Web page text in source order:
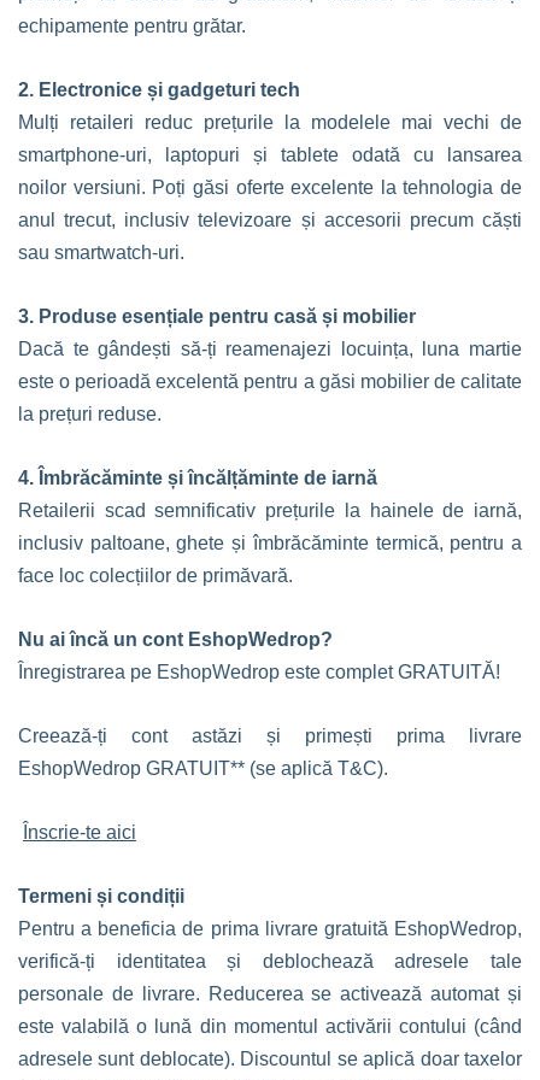
echipamente pentru grătar.
2. Electronice și gadgeturi tech
Mulți retaileri reduc prețurile la modelele mai vechi de
smartphone-uri, laptopuri și tablete odată cu lansarea
noilor versiuni. Poți găsi oferte excelente la tehnologia de
anul trecut, inclusiv televizoare și accesorii precum căști
sau smartwatch-uri.
3. Produse esențiale pentru casă și mobilier
Dacă te gândești să-ți reamenajezi locuința, luna martie
este o perioadă excelentă pentru a găsi mobilier de calitate
la prețuri reduse.
4. Îmbrăcăminte și încălțăminte de iarnă
Retailerii scad semnificativ prețurile la hainele de iarnă,
inclusiv paltoane, ghete și îmbrăcăminte termică, pentru a
face loc colecțiilor de primăvară.
Nu ai încă un cont EshopWedrop?
Înregistrarea pe EshopWedrop este complet GRATUITĂ!
Creează-ți cont astăzi și primești prima livrare
EshopWedrop GRATUIT** (se aplică T&C).
Înscrie-te aici
Termeni și condiții
Pentru a beneficia de prima livrare gratuită EshopWedrop,
verifică-ți identitatea și deblochează adresele tale
personale de livrare. Reducerea se activează automat și
este valabilă o lună din momentul activării contului (când
adresele sunt deblocate). Discountul se aplică doar taxelor